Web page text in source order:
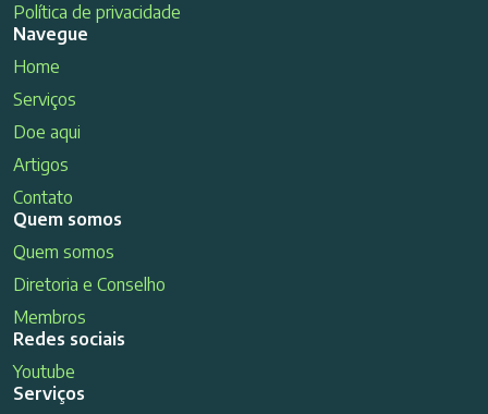
Política de privacidade
Navegue
Home
Serviços
Doe aqui
Artigos
Contato
Quem somos
Quem somos
Diretoria e Conselho
Membros
Redes sociais
Youtube
Serviços